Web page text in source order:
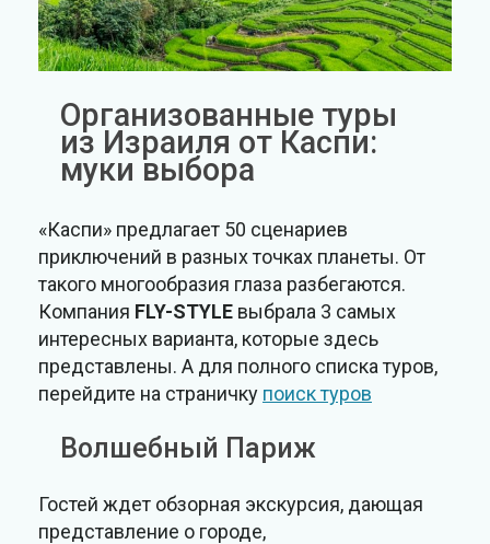
Организованные туры
из Израиля от Каспи:
муки выбора
«Каспи» предлагает 50 сценариев
приключений в разных точках планеты. От
такого многообразия глаза разбегаются.
Компания FLY-STYLE выбрала 3 самых
интересных варианта, которые здесь
представлены. А для полного списка туров,
перейдите на страничку поиск туров
Волшебный Париж
Гостей ждет обзорная экскурсия, дающая
представление о городе,